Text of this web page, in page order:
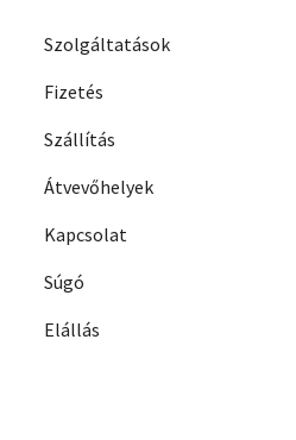
Szolgáltatások
Fizetés
Szállítás
Átvevőhelyek
Kapcsolat
Súgó
Elállás